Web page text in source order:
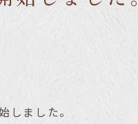
ました。